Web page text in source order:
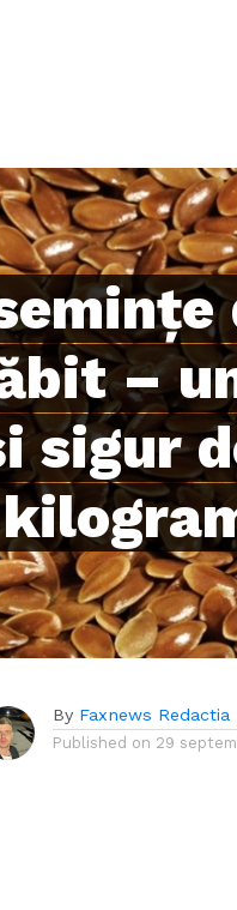
–
sigur
By Faxnews Redactia
Published on 29